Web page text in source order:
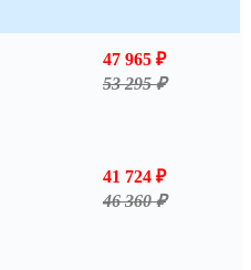
47 965 ₽
53 295 ₽
41 724 ₽
46 360 ₽